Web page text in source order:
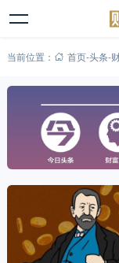
当前位置： 首页-头条-